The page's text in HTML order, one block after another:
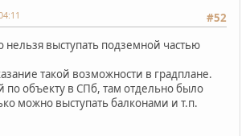
#52
нельзя выступать подземной частью
такой возможности в градплане.
по объекту в СПб, там отдельно было
можно выступать балконами и т.п.